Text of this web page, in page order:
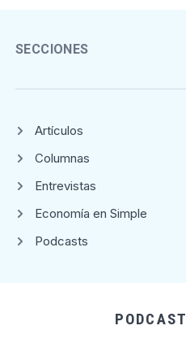
SECCIONES
Artículos
Columnas
Entrevistas
Economía en Simple
Podcasts
PODCAST